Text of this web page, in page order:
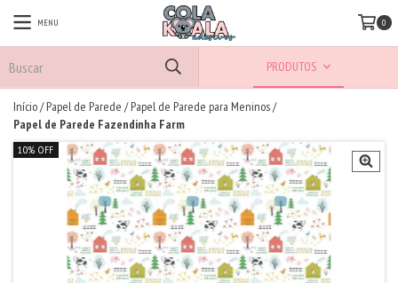
MENU 0
PRODUTOS
Início/ Papel de Parede / Papel de Parede para Meninos/
Papel de Parede Fazendinha Farm
10% OFF